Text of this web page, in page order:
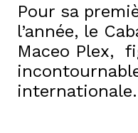
Pour sa
l’année, le
Maceo Plex,
internationale.